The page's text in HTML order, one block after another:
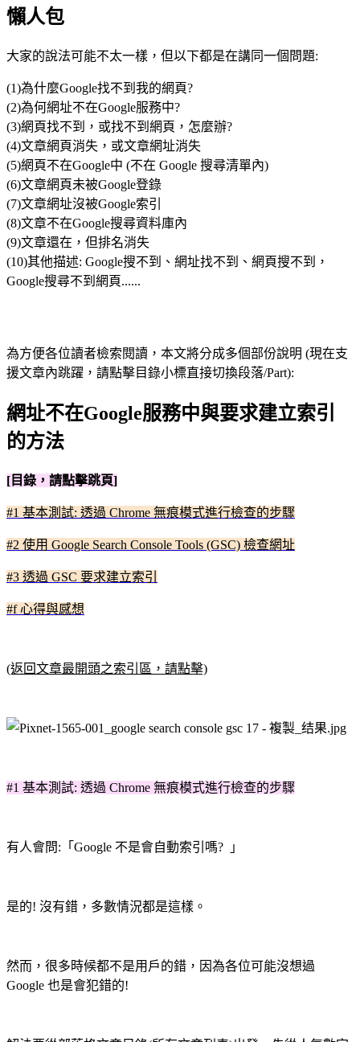
懶人包
大家的說法可能不太一樣，但以下都是在講同一個問題:
(1)為什麼Google找不到我的網頁?
(2)為何網址不在Google服務中?
(3)網頁找不到，或找不到網頁，怎麼辦?
(4)文章網頁消失，或文章網址消失
(5)網頁不在Google中 (不在 Google 搜尋清單內)
(6)文章網頁未被Google登錄
(7)文章網址沒被Google索引
(8)文章不在Google搜尋資料庫內
(9)文章還在，但排名消失
(10)其他描述: Google搜不到、網址找不到、網頁搜不到，
Google搜尋不到網頁......
為方便各位讀者檢索閱讀，本文將分成多個部份說明 (現在支
援文章內跳躍，請點擊目錄小標直接切換段落/Part):
網址不在Google服務中與要求建立索引
的方法
[目錄，請點擊跳頁]
#1 基本測試: 透過 Chrome 無痕模式進行檢查的步驟
#2 使用 Google Search Console Tools (GSC) 檢查網址
#3 透過 GSC 要求建立索引
#f 心得與感想
(返回文章最開頭之索引區，請點擊)
#1 基本測試: 透過 Chrome 無痕模式進行檢查的步驟
有人會問:「Google 不是會自動索引嗎? 」
是的! 沒有錯，多數情況都是這樣。
然而，很多時候都不是用戶的錯，因為各位可能沒想過
Google 也是會犯錯的!